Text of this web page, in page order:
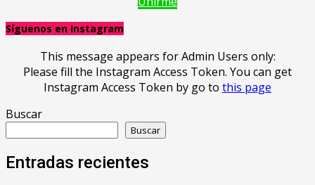
Síguenos en Instagram
This message appears for Admin Users only:
Please fill the Instagram Access Token. You can get
Instagram Access Token by go to this page
Buscar
Buscar
Entradas recientes